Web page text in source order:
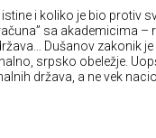
i koliko je bio protiv
sa akademicima –
Dušanov zakonik je
srpsko obeležje.
država, a ne vek